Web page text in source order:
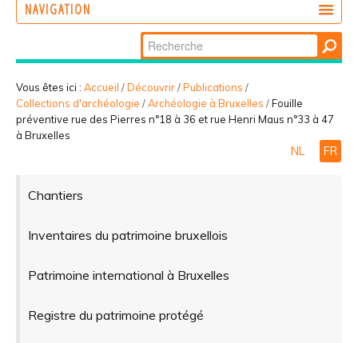
NAVIGATION
PARTICIPER
Chercher par
Recherche
avancée…
Vous êtes ici : Accueil /Découvrir/Publications /
Collections d'archéologie /Archéologie à Bruxelles /Fouille
préventive rue des Pierres n°18 à 36 et rue Henri Maus n°33 à 47
à Bruxelles
NL FR
Chantiers
Inventaires du patrimoine bruxellois
Patrimoine international à Bruxelles
Registre du patrimoine protégé